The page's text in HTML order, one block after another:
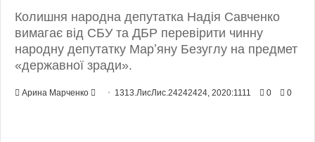
Колишня народна депутатка Надія Савченко
вимагає від СБУ та ДБР перевірити чинну
народну депутатку Марʼяну Безуглу на предмет
«державної зради».
Арина Марченко
Send 1313.ЛисЛис.24242424, 2020:1111 0 0